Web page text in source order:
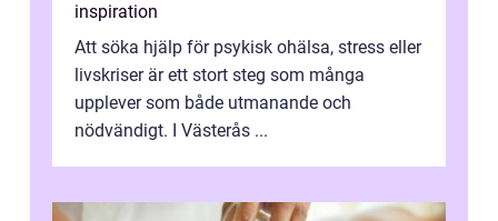
inspiration
Att söka hjälp för psykisk ohälsa, stress eller
livskriser är ett stort steg som många
upplever som både utmanande och
nödvändigt. I Västerås ...